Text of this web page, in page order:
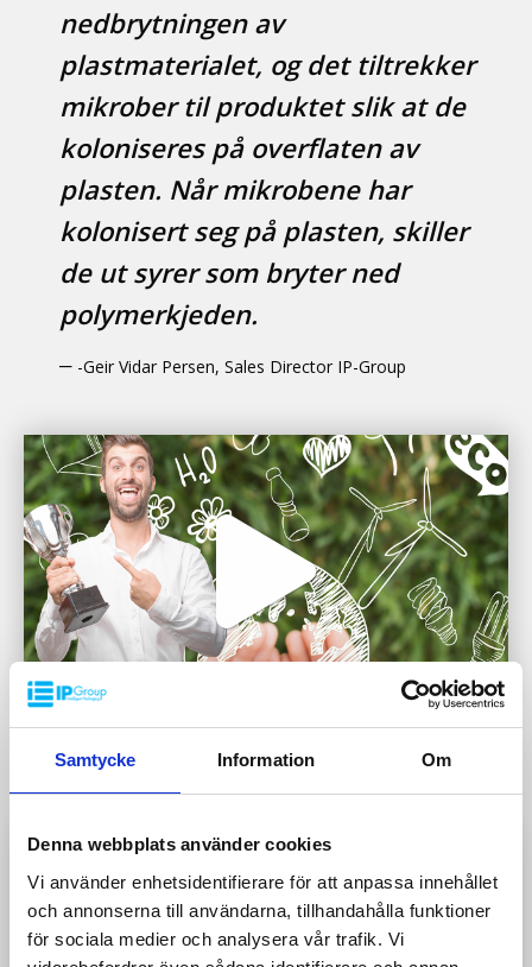
Samtycke Information Om
Denna webbplats använder cookies
Vi använder enhetsidentifierare för att anpassa innehållet
och annonserna till användarna, tillhandahålla funktioner
för sociala medier och analysera vår trafik. Vi
nedbrytningen av
plastmaterialet, og det tiltrekker
mikrober til produktet slik at de
koloniseres på overflaten av
plasten. Når mikrobene har
kolonisert seg på plasten, skiller
de ut syrer som bryter ned
polymerkjeden.
-Geir Vidar Persen, Sales Director IP-Group
Hvordan oppnår vi suksess?